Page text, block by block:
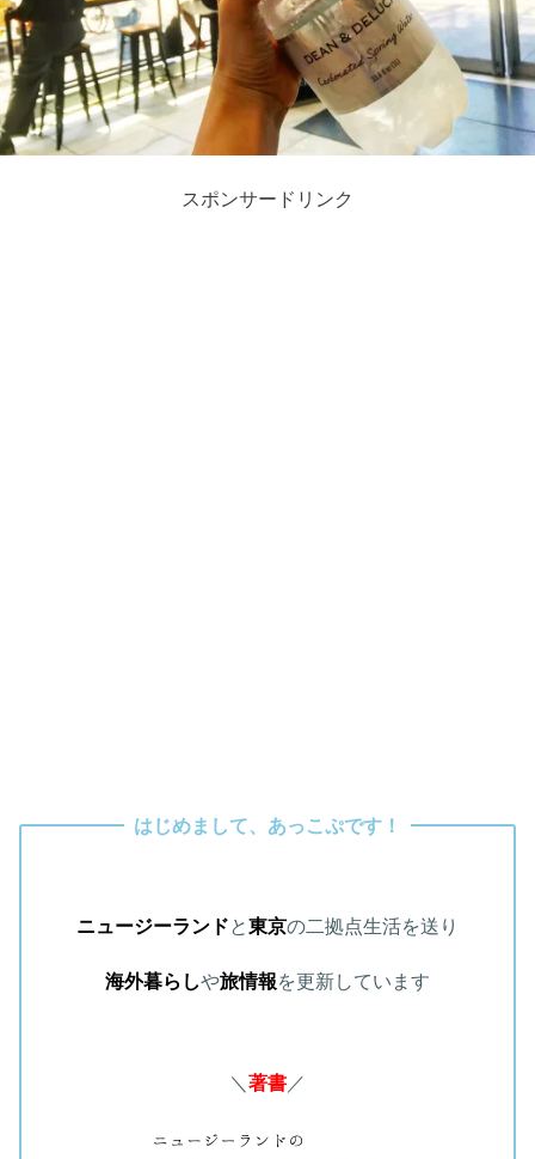
スポンサードリンク
はじめまして、あっこぷです！
ニュージーランドと東京の二拠点生活を送り
海外暮らしや旅情報を更新しています
＼ 著書 ／